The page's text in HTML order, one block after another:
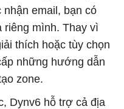
nhận email, bạn có
riêng mình. Thay vì
thích hoặc tùy chọn
những hướng dẫn
zone.
Dynv6 hỗ trợ cả địa